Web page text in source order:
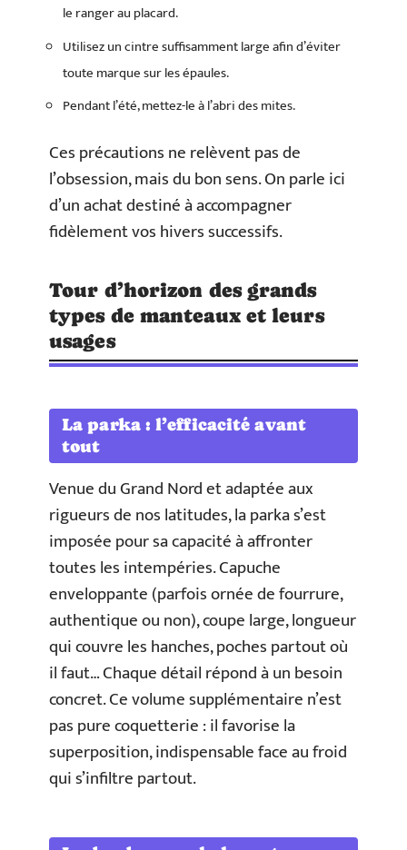
le ranger au placard.
Utilisez un cintre suffisamment large afin d’éviter
toute marque sur les épaules.
Pendant l’été, mettez-le à l’abri des mites.
Ces précautions ne relèvent pas de
l’obsession, mais du bon sens. On parle ici
d’un achat destiné à accompagner
fidèlement vos hivers successifs.
Tour d’horizon des grands
types de manteaux et leurs
usages
La parka : l’efficacité avant
tout
Venue du Grand Nord et adaptée aux
rigueurs de nos latitudes, la parka s’est
imposée pour sa capacité à affronter
toutes les intempéries. Capuche
enveloppante (parfois ornée de fourrure,
authentique ou non), coupe large, longueur
qui couvre les hanches, poches partout où
il faut… Chaque détail répond à un besoin
concret. Ce volume supplémentaire n’est
pas pure coquetterie : il favorise la
superposition, indispensable face au froid
qui s’infiltre partout.